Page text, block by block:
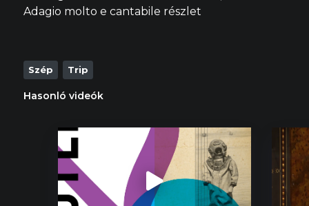
Adagio molto e cantabile részlet
Szép Trip
Hasonló videók